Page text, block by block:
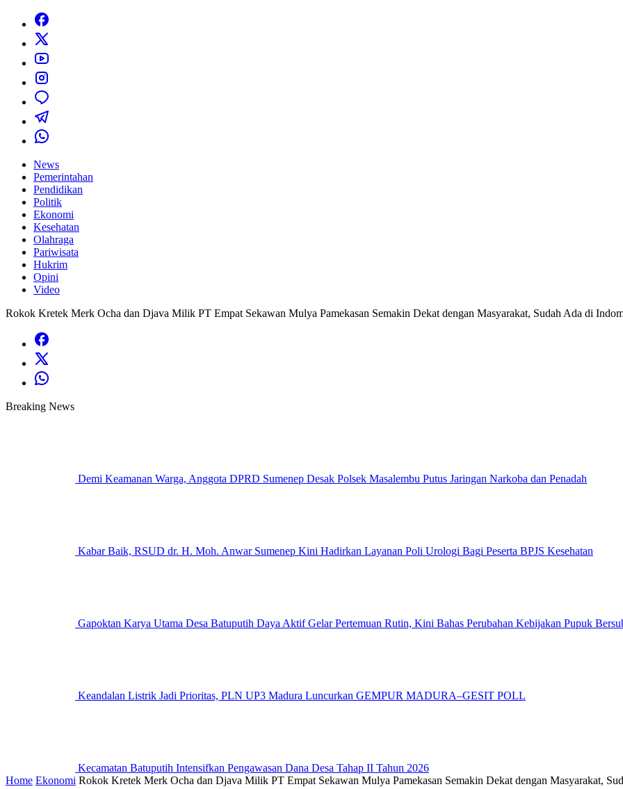
News
Pemerintahan
Pendidikan
Politik
Ekonomi
Kesehatan
Olahraga
Pariwisata
Hukrim
Opini
Video
Rokok Kretek Merk Ocha dan Djava Milik PT Empat Sekawan Mulya Pamekasan Semakin Dekat dengan Masyarakat, Sudah Ada di
Breaking News
Demi Keamanan Warga, Anggota DPRD Sumenep Desak Polsek Masalembu Putus Jaringan Narkoba dan Penadah
Kabar Baik, RSUD dr. H. Moh. Anwar Sumenep Kini Hadirkan Layanan Poli Urologi Bagi Peserta BPJS Kesehatan
Gapoktan Karya Utama Desa Batuputih Daya Aktif Gelar Pertemuan Rutin, Kini Bahas Perubahan Kebijakan Pupuk
Keandalan Listrik Jadi Prioritas, PLN UP3 Madura Luncurkan GEMPUR MADURA–GESIT POLL
Kecamatan Batuputih Intensifkan Pengawasan Dana Desa Tahap II Tahun 2026
Home Ekonomi Rokok Kretek Merk Ocha dan Djava Milik PT Empat Sekawan Mulya Pamekasan Semakin Dekat dengan Masyarakat,